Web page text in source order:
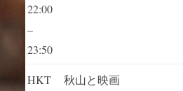
22:00
–
23:50
HKT
秋山と映画